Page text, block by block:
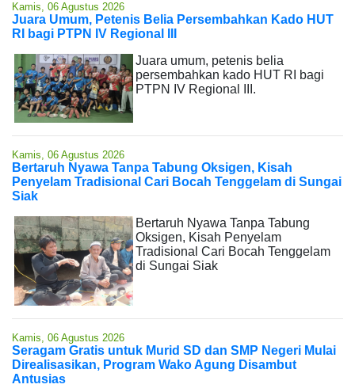
Kamis, 06 Agustus 2026
Juara Umum, Petenis Belia Persembahkan Kado HUT
RI bagi PTPN IV Regional III
Juara umum, petenis belia
persembahkan kado HUT RI bagi
PTPN IV Regional III.
Kamis, 06 Agustus 2026
Bertaruh Nyawa Tanpa Tabung Oksigen, Kisah
Penyelam Tradisional Cari Bocah Tenggelam di Sungai
Siak
Bertaruh Nyawa Tanpa Tabung
Oksigen, Kisah Penyelam
Tradisional Cari Bocah Tenggelam
di Sungai Siak
Kamis, 06 Agustus 2026
Seragam Gratis untuk Murid SD dan SMP Negeri Mulai
Direalisasikan, Program Wako Agung Disambut
Antusias